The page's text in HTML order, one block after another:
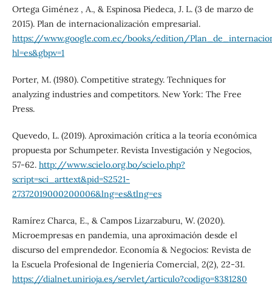
Ortega Giménez , A., & Espinosa Piedeca, J. L. (3 de marzo de
2015). Plan de internacionalización empresarial.
https://www.google.com.ec/books/edition/
hl=es&gbpv=1
Porter, M. (1980). Competitive strategy. Techniques for
analyzing industries and competitors. New York: The Free
Press.
Quevedo, L. (2019). Aproximación crítica a la teoría económica
propuesta por Schumpeter. Revista Investigación y Negocios,
57-62. http://www.scielo.org.bo/scielo.php?
script=sci_arttext&pid=S2521-
27372019000200006&lng=es&tlng=es
Ramírez Charca, E., & Campos Lizarzaburu, W. (2020).
Microempresas en pandemia, una aproximación desde el
discurso del emprendedor. Economía & Negocios: Revista de
la Escuela Profesional de Ingeniería Comercial, 2(2), 22-31.
https://dialnet.unirioja.es/servlet/articulo?codigo=8381280